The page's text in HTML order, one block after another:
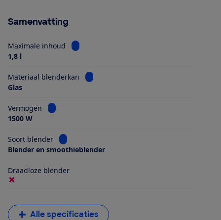
Samenvatting
Maximale inhoud
Bekijk informatie voor Maximale inhoud
1,8 l
Materiaal blenderkan
Bekijk informatie voor Materiaal
Glas
Vermogen
Bekijk informatie voor Vermogen
1500 W
Soort blender
Bekijk informatie voor Soort blender
Blender en smoothieblender
Draadloze blender
Alle specificaties